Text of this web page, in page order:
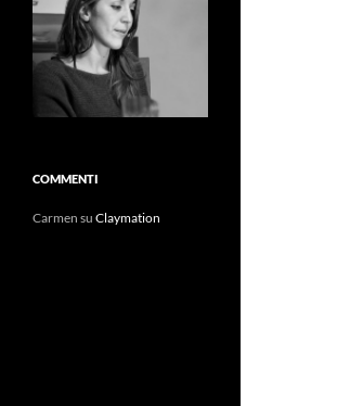
COMMENTI
Carmen su Claymation